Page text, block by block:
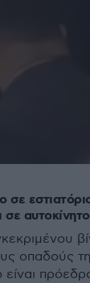
οπαδούς
είναι